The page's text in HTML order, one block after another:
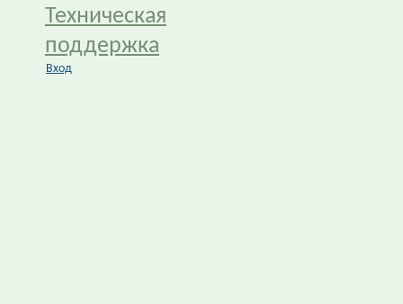
Техническая
поддержка
Вход